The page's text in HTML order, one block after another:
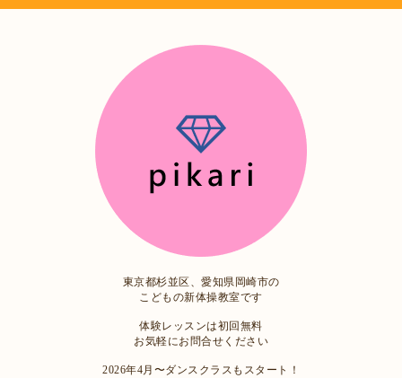
東京都杉並区、愛知県岡崎市の
こどもの新体操教室です
体験レッスンは初回無料
お気軽にお問合せください
2026年4月〜ダンスクラスもスタート！